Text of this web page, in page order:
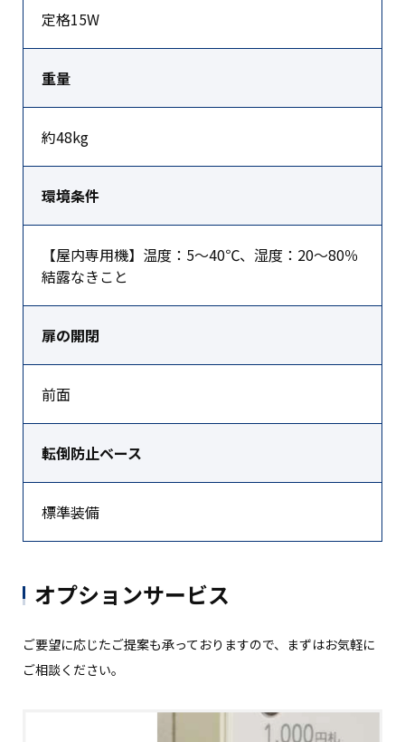
定格15W
重量
約48kg
環境条件
【屋内専用機】温度：5～40℃、湿度：20～80％
結露なきこと
扉の開閉
前面
転倒防止ベース
標準装備
オプションサービス
ご要望に応じたご提案も承っておりますので、まずはお気軽に
ご相談ください。